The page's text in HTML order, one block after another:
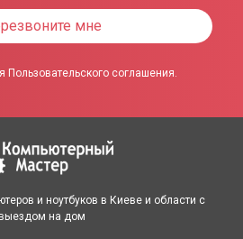
мне
Пользовательского соглашения.
и ноутбуков в Киеве и области с
выездом на дом